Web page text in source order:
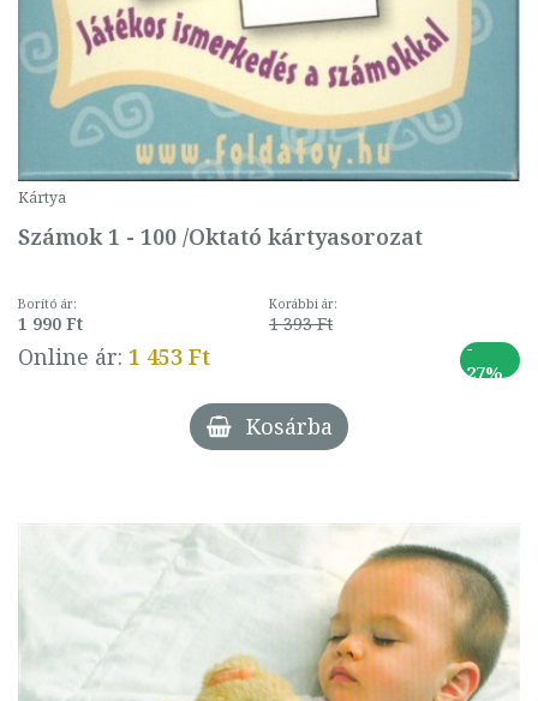
Kártya
Számok 1 - 100 /Oktató kártyasorozat
Borító ár:
1 990 Ft
Korábbi ár:
1 393 Ft
Online ár: 1 453 Ft
-
27%
Kosárba